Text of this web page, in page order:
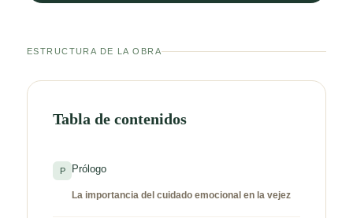
ESTRUCTURA DE LA OBRA
Tabla de contenidos
P Prólogo
La importancia del cuidado emocional en la vejez